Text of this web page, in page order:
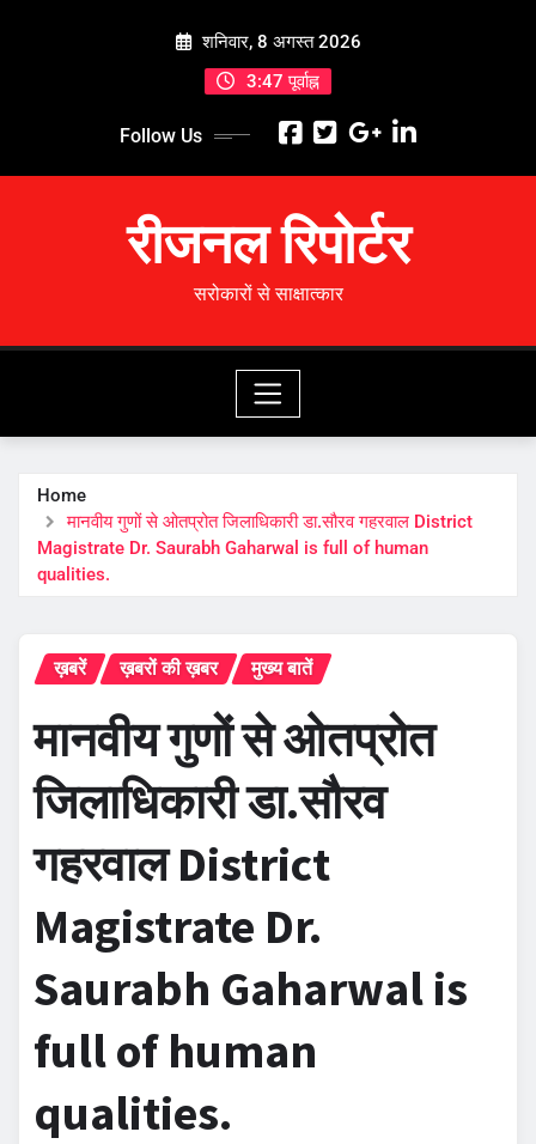
शनिवार, 8 अगस्त 2026
3:47 पूर्वाह्न
Follow Us
रीजनल रिपोर्टर
सरोकारों से साक्षात्कार
Home
मानवीय गुणों से ओतप्रोत जिलाधिकारी डा.सौरव गहरवाल District
Magistrate Dr. Saurabh Gaharwal is full of human
qualities.
ख़बरें ख़बरों की ख़बर मुख्य बातें
मानवीय गुणों से ओतप्रोत
जिलाधिकारी डा.सौरव
गहरवाल District
Magistrate Dr.
Saurabh Gaharwal is
full of human
qualities.